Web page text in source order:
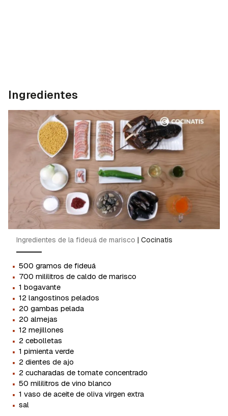
Ingredientes
Ingredientes de la fideuá de marisco | Cocinatis
· 500 gramos de fideuá
· 700 mililitros de caldo de marisco
· 1 bogavante
· 12 langostinos pelados
· 20 gambas pelada
· 20 almejas
· 12 mejillones
· 2 cebolletas
· 1 pimienta verde
· 2 dientes de ajo
· 2 cucharadas de tomate concentrado
· 50 mililitros de vino blanco
· 1 vaso de aceite de oliva virgen extra
· sal